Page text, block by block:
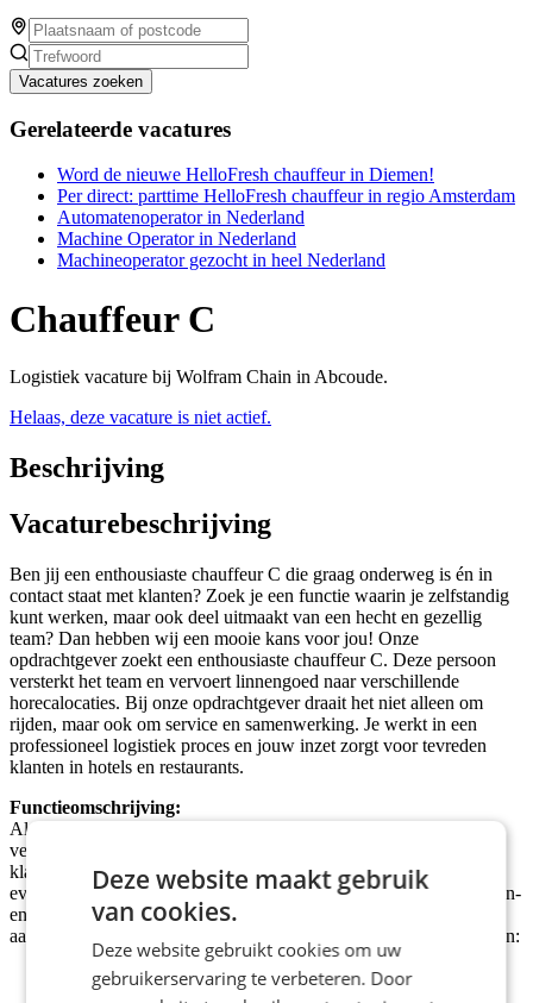
Vacatures zoeken
Gerelateerde vacatures
Word de nieuwe HelloFresh chauffeur in Diemen!
Per direct: parttime HelloFresh chauffeur in regio Amsterdam
Automatenoperator in Nederland
Machine Operator in Nederland
Machineoperator gezocht in heel Nederland
Chauffeur C
Logistiek vacature bij Wolfram Chain in Abcoude.
Helaas, deze vacature is niet actief.
Beschrijving
Vacaturebeschrijving
Ben jij een enthousiaste chauffeur C die graag onderweg is én in
contact staat met klanten? Zoek je een functie waarin je zelfstandig
kunt werken, maar ook deel uitmaakt van een hecht en gezellig
team? Dan hebben wij een mooie kans voor jou! Onze
opdrachtgever zoekt een enthousiaste chauffeur C. Deze persoon
versterkt het team en vervoert linnengoed naar verschillende
horecalocaties. Bij onze opdrachtgever draait het niet alleen om
rijden, maar ook om service en samenwerking. Je werkt in een
professioneel logistiek proces en jouw inzet zorgt voor tevreden
klanten in hotels en restaurants.
Functieomschrijving:
Als chauffeur C ben jij het visitekaartje van de organisatie. Je
vervoert schoon linnengoed vanuit de locatie naar uiteenlopende
klanten in de horecabranche, zoals hotels, restaurants en
eventlocaties. Daarbij werk je met rolcontainers die je zelfstandig in-
en uitlaadt bij klanten. Je levert alles netjes en op tijd af, met
aandacht voor kwaliteit en klanttevredenheid. Je belangrijkste taken:
Distributie van linnengoed naar klanten binnen jouw
Deze website maakt gebruik
van cookies.
Deze website gebruikt cookies om uw
gebruikerservaring te verbeteren. Door